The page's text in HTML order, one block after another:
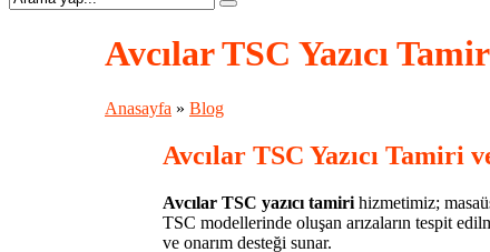
Avcılar TSC Yazıcı
Anasayfa » Blog
Avcılar TSC Yazıcı Tamiri
Avcılar TSC yazıcı tamiri hizmetimiz;
TSC modellerinde oluşan arızaların tespit
ve onarım desteği sunar.